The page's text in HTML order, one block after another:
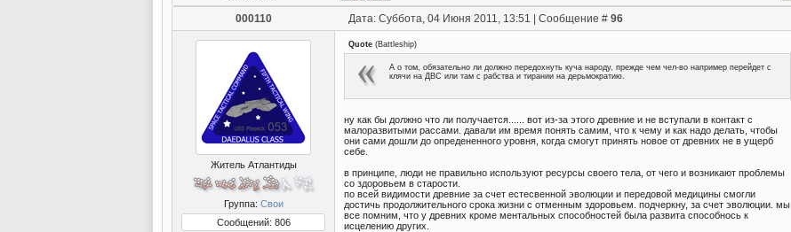
000110 Дата: Суббота, 04 Июня 2011, 13:51 | Сообщение # 96
Житель Атлантиды
Группа: Свои
Сообщений: 806
Quote (Battleship)
А о том, обязательно ли должно передохнуть куча народу, прежде чем чел-во например перейдет с
клячи на ДВС или там с рабства и тирании на дерьмократию.
ну как бы должно что ли получается...... вот из-за этого древние и не вступали в контакт с
малоразвитыми рассами. давали им время понять самим, что к чему и как надо делать, чтобы
они сами дошли до опредененного уровня, когда смогут принять новое от древних не в ущерб
себе.
в принципе, люди не правильно используют ресурсы своего тела, от чего и возникают проблемы
со здоровьем в старости.
по всей видимости древние за счет естесвенной эволюции и передовой медицины смогли
достичь продолжительного срока жизни с отменным здоровьем. подчеркну, за счет эволюции. мы
все помним, что у древних кроме ментальных способностей была развита способнось к
исцелению других.